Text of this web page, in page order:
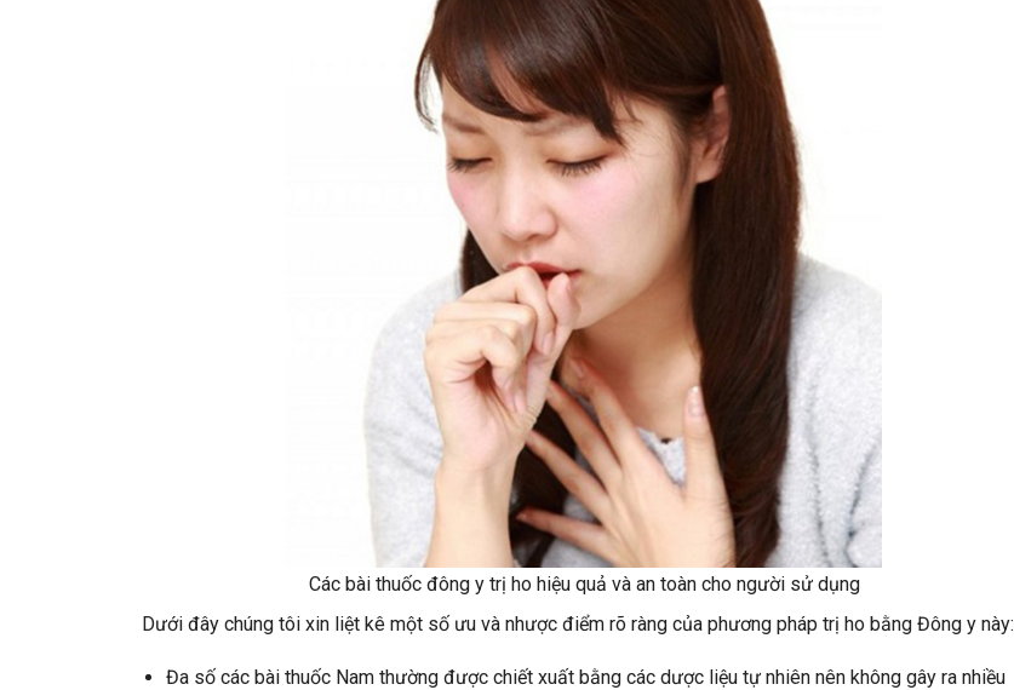
Các bài thuốc đông y trị ho hiệu quả và an toàn cho người sử dụng
Dưới đây chúng tôi xin liệt kê một số ưu và nhược điểm rõ ràng của phương pháp trị ho bằng Đông y này:
Đa số các bài thuốc Nam thường được chiết xuất bằng các dược liệu tự nhiên nên không gây ra nhiều